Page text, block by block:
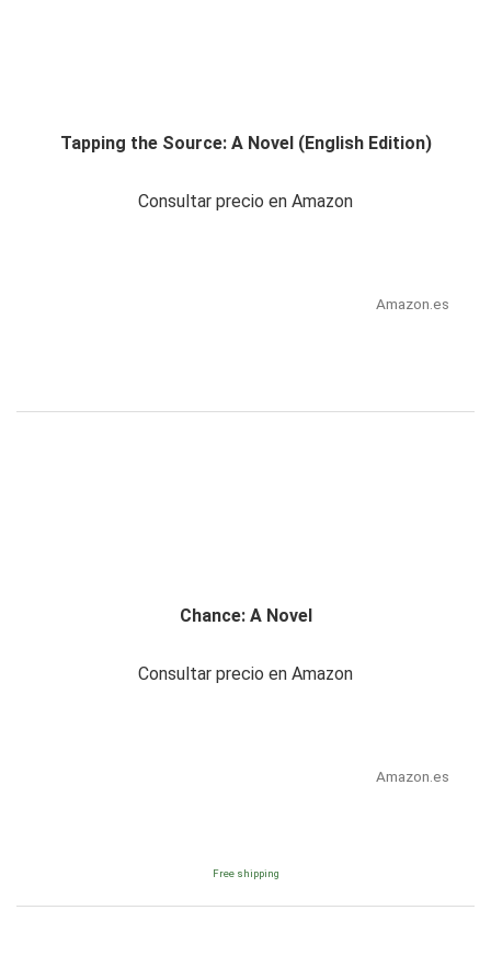
Tapping the Source: A Novel (English Edition)
Consultar precio en Amazon
Amazon.es
Chance: A Novel
Consultar precio en Amazon
Amazon.es
Free shipping